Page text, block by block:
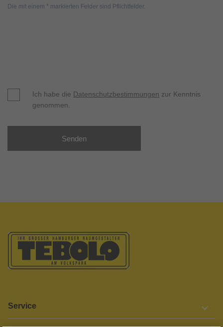
Die mit einem * markierten Felder sind Pflichtfelder.
Ich habe die Datenschutzbestimmungen zur Kenntnis
genommen.
Senden
Service